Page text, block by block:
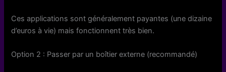
Ces applications sont généralement payantes (une dizaine
d’euros à vie) mais fonctionnent très bien.
Option 2 : Passer par un boîtier externe (recommandé)